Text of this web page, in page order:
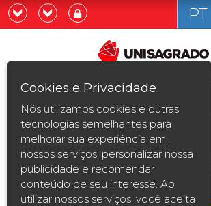
Graduação
Pós-graduação e
Curta Duração
Vestibular
Já sou
Quero ser
PT
ESTUDE AQUI
BOLSAS E
Cookies e Privacidade
Nós utilizamos cookies e outras
tecnologias semelhantes para
melhorar sua experiência em
nossos serviços, personalizar nossa
publicidade e recomendar
conteúdo de seu interesse. Ao
utilizar nossos serviços, você aceita